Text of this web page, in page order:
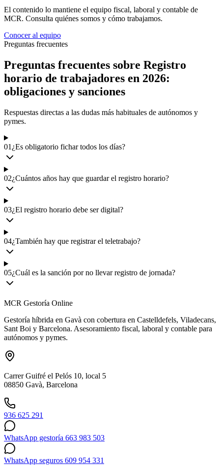
El contenido lo mantiene el equipo fiscal, laboral y contable de
MCR. Consulta quiénes somos y cómo trabajamos.
Conocer al equipo
Preguntas frecuentes
Preguntas frecuentes sobre Registro
horario de trabajadores en 2026:
obligaciones y sanciones
Respuestas directas a las dudas más habituales de autónomos y
pymes.
01 ¿Es obligatorio fichar todos los días?
02¿Cuántos años hay que guardar el registro horario?
03¿El registro horario debe ser digital?
04¿También hay que registrar el teletrabajo?
05¿Cuál es la sanción por no llevar registro de jornada?
MCR Gestoría Online
Gestoría híbrida en Gavà con cobertura en Castelldefels, Viladecans,
Sant Boi y Barcelona. Asesoramiento fiscal, laboral y contable para
autónomos y pymes.
Carrer Guifré el Pelós 10, local 5
08850 Gavà, Barcelona
936 625 291
WhatsApp gestoría 663 983 503
WhatsApp seguros 609 954 331